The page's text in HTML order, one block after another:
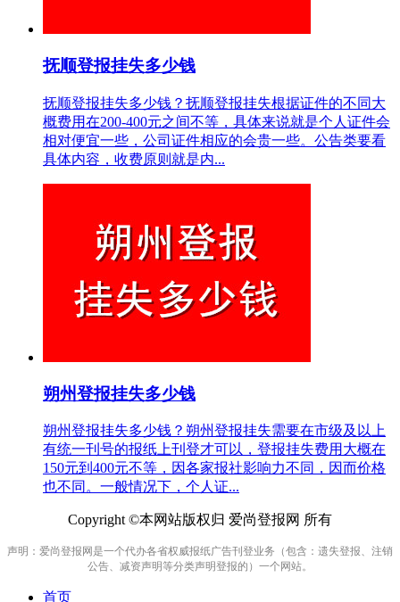
抚顺登报挂失多少钱
抚顺登报挂失多少钱？抚顺登报挂失根据证件的不同大
概费用在200-400元之间不等，具体来说就是个人证件会
相对便宜一些，公司证件相应的会贵一些。公告类要看
具体内容，收费原则就是内...
朔州登报挂失多少钱
朔州登报挂失多少钱？朔州登报挂失需要在市级及以上
有统一刊号的报纸上刊登才可以，登报挂失费用大概在
150元到400元不等，因各家报社影响力不同，因而价格
也不同。一般情况下，个人证...
Copyright ©本网站版权归 爱尚登报网 所有
声明：爱尚登报网是一个代办各省权威报纸广告刊登业务（包含：遗失登报、注销
公告、减资声明等分类声明登报的）一个网站。
首页